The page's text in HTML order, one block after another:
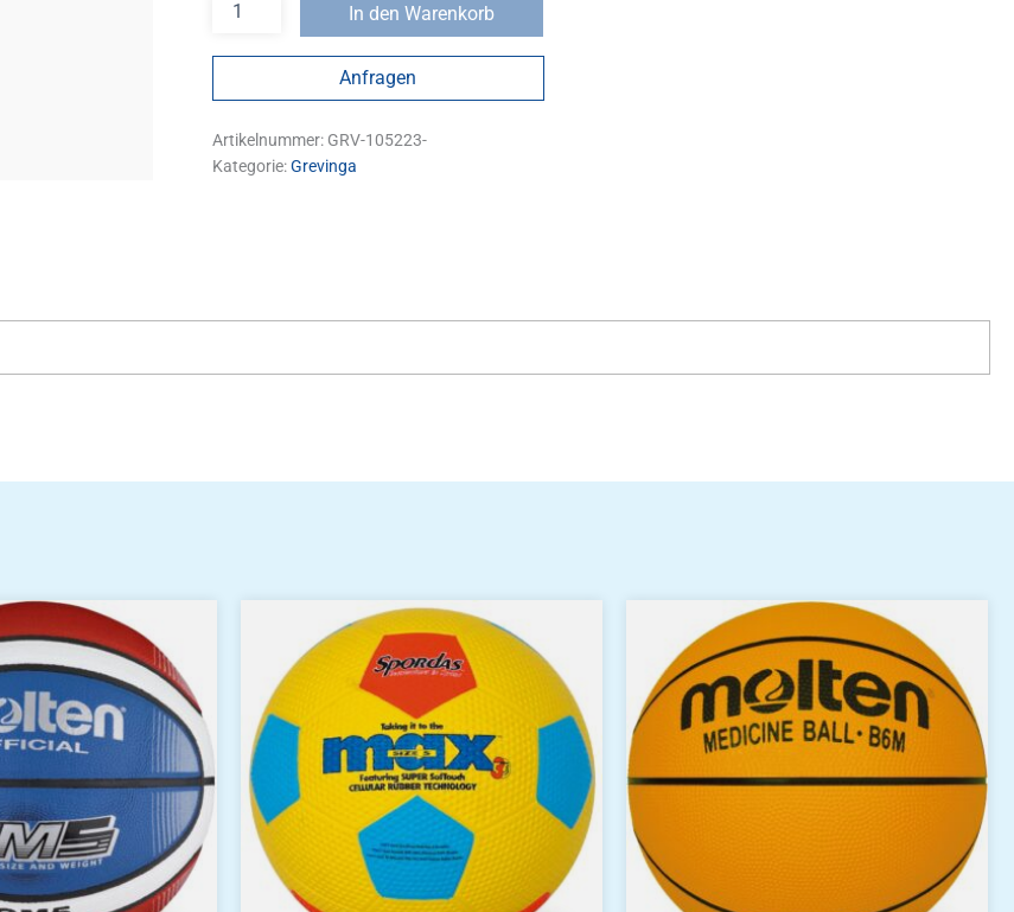
In den Warenkorb
Anfragen
Artikelnummer: GRV-105223-
Kategorie:Grevinga
Produkt
weist
mehrere
Varianten
Optionen
auf
der
Produktseite